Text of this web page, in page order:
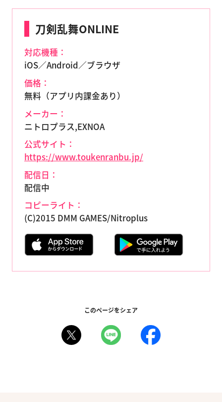
刀剣乱舞ONLINE
対応機種：
iOS／Android／ブラウザ
価格：
無料（アプリ内課金あり）
メーカー：
ニトロプラス,EXNOA
公式サイト：
https://www.toukenranbu.jp/
配信日：
配信中
コピーライト：
(C)2015 DMM GAMES/Nitroplus
このページをシェア